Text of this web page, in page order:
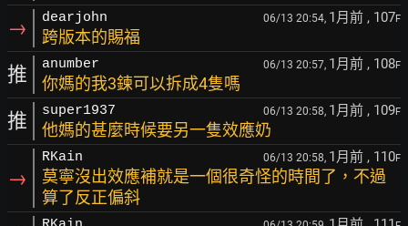
→ dearjohn 06/13 20:54, 1月前 , 107F
跨版本的賜福
推 anumber 06/13 20:57, 1月前 , 108F
你媽的我3鍊可以拆成4隻嗎
推 super1937 06/13 20:58, 1月前 , 109F
他媽的甚麼時候要另一隻效應奶
→
RKain 06/13 20:58, 1月前 , 110F
莫寧沒出效應補就是一個很奇怪的時間了，不過
算了反正偏斜